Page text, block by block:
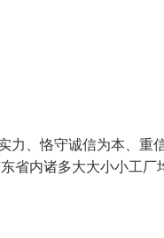
力、恪守诚信为本、重
省内诸多大大小小工厂